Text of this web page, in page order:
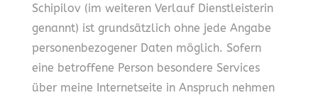
Schipilov (im weiteren Verlauf Dienstleisterin
genannt) ist grundsätzlich ohne jede Angabe
personenbezogener Daten möglich. Sofern
eine betroffene Person besondere Services
über meine Internetseite in Anspruch nehmen